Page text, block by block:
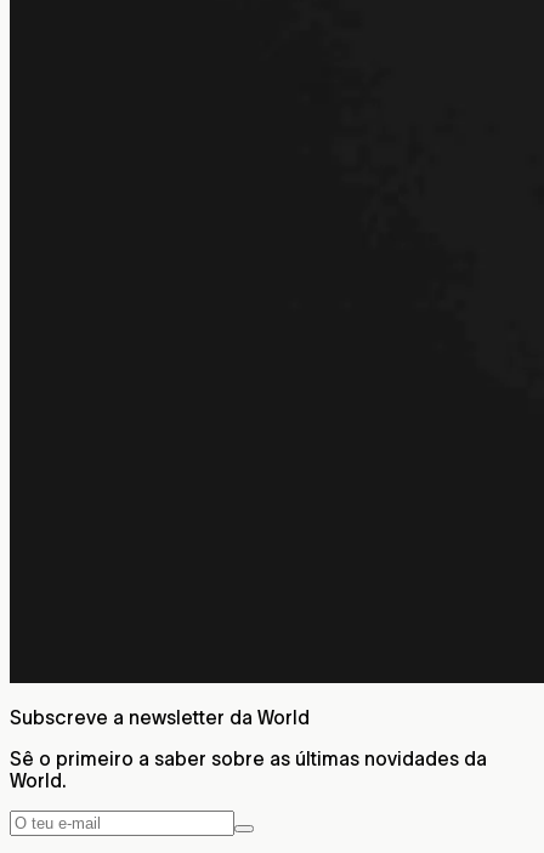
Subscreve a newsletter da World
Sê o primeiro a saber sobre as últimas novidades da
World.